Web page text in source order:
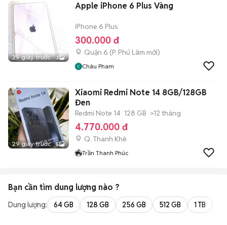
29 giây trước 3
Apple iPhone 6 Plus Vàng
iPhone 6 Plus
300.000 đ
Quận 6 (P. Phú Lâm mới)
Châu Pham
29 giây trước 5
Xiaomi Redmi Note 14 8GB/128GB
Đen
Redmi Note 14 128 GB >12 tháng
4.770.000 đ
Q. Thanh Khê
Trần Thanh Phúc
Bạn cần tìm dung lượng nào ?
Dung lượng: 64 GB 128 GB 256 GB 512 GB 1 TB